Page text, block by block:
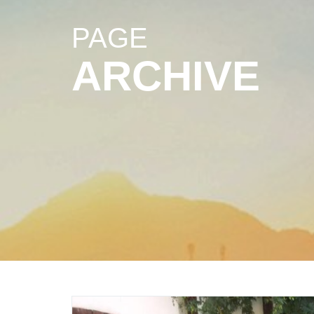
PAGE
ARCHIVE